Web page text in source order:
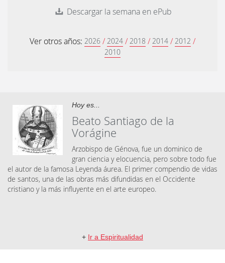
Descargar la semana en ePub
Ver otros años: 2026 / 2024 / 2018 / 2014 / 2012 /
2010
Hoy es...
Beato Santiago de la
Vorágine
Arzobispo de Génova, fue un dominico de
gran ciencia y elocuencia, pero sobre todo fue
el autor de la famosa Leyenda áurea. El primer compendio de vidas
de santos, una de las obras más difundidas en el Occidente
cristiano y la más influyente en el arte europeo.
+ Ir a Espiritualidad